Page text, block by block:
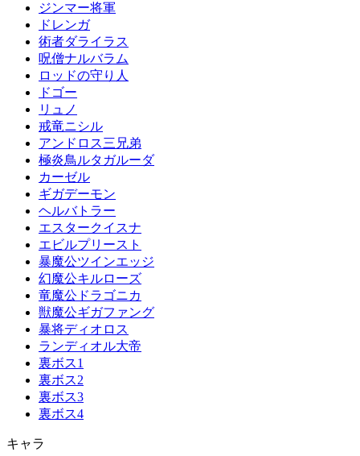
ジンマー将軍
ドレンガ
術者ダライラス
呪僧ナルバラム
ロッドの守り人
ドゴー
リュノ
戒竜ニシル
アンドロス三兄弟
極炎鳥ルタガルーダ
カーゼル
ギガデーモン
ヘルバトラー
エスタークイスナ
エビルプリースト
暴魔公ツインエッジ
幻魔公キルローズ
竜魔公ドラゴニカ
獣魔公ギガファング
暴将ディオロス
ランディオル大帝
裏ボス1
裏ボス2
裏ボス3
裏ボス4
キャラ